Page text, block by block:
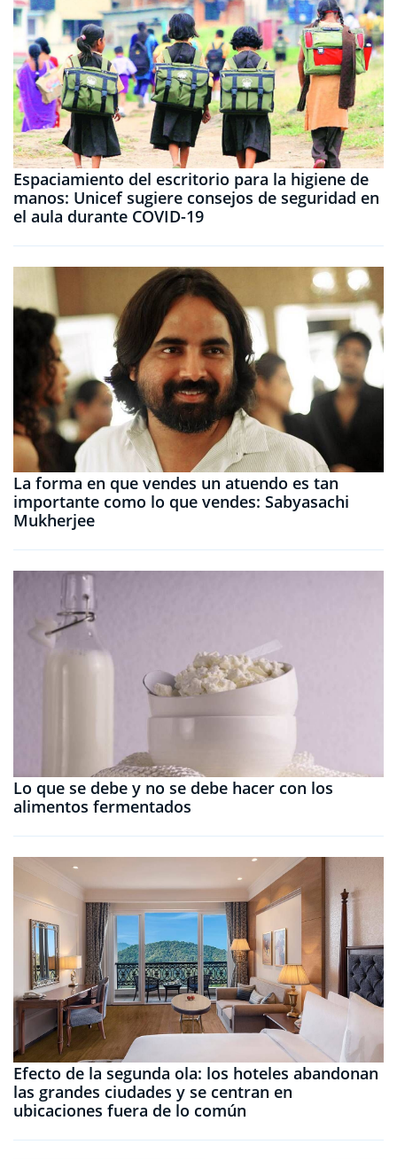
Espaciamiento del escritorio para la higiene de
manos: Unicef ​​sugiere consejos de seguridad en
el aula durante COVID-19
La forma en que vendes un atuendo es tan
importante como lo que vendes: Sabyasachi
Mukherjee
Lo que se debe y no se debe hacer con los
alimentos fermentados
Efecto de la segunda ola: los hoteles abandonan
las grandes ciudades y se centran en
ubicaciones fuera de lo común